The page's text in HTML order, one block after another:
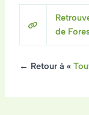
de
← Retour à «